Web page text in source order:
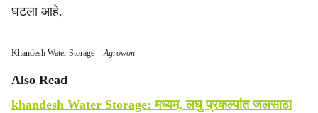
घटला आहे.
Khandesh Water Storage -Agrowon
Also Read
khandesh Water Storage: मध्यम, लघु प्रकल्पांत जलसाठा